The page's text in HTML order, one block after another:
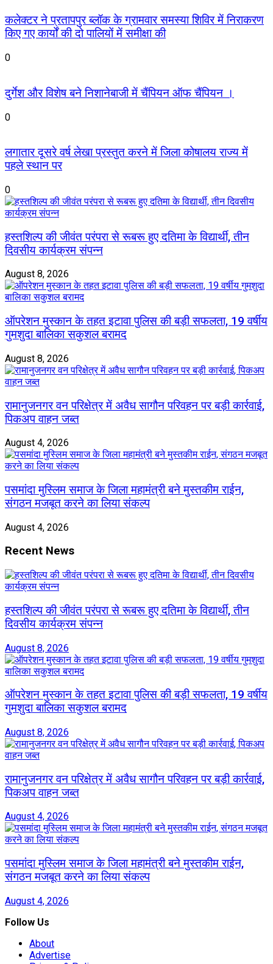
कलेक्टर ने प्रतापपुर ब्लॉक के ग्रामवार समस्या शिविर में निराकरण
किए गए कार्यों की दो पालियों में समीक्षा की
0
दुर्गेश और विशेष बने निशानेबाजी में चैंपियन ऑफ चैंपियन ।
0
लगातार दूसरे वर्ष लेखा प्रस्तुत करने में जिला कोषालय राज्य में
पहले स्थान पर
0
हस्तशिल्प की जीवंत परंपरा से रूबरू हुए दतिमा के विद्यार्थी, तीन
दिवसीय कार्यक्रम संपन्न
August 8, 2026
ऑपरेशन मुस्कान के तहत इटावा पुलिस की बड़ी सफलता, 19 वर्षीय
गुमशुदा बालिका सकुशल बरामद
August 8, 2026
रामानुजनगर वन परिक्षेत्र में अवैध सागौन परिवहन पर बड़ी कार्रवाई,
पिकअप वाहन जब्त
August 4, 2026
पसमांदा मुस्लिम समाज के जिला महामंत्री बने मुस्तकीम राईन,
संगठन मजबूत करने का लिया संकल्प
August 4, 2026
Recent News
हस्तशिल्प की जीवंत परंपरा से रूबरू हुए दतिमा के विद्यार्थी, तीन
दिवसीय कार्यक्रम संपन्न
August 8, 2026
ऑपरेशन मुस्कान के तहत इटावा पुलिस की बड़ी सफलता, 19 वर्षीय
गुमशुदा बालिका सकुशल बरामद
August 8, 2026
रामानुजनगर वन परिक्षेत्र में अवैध सागौन परिवहन पर बड़ी कार्रवाई,
पिकअप वाहन जब्त
August 4, 2026
पसमांदा मुस्लिम समाज के जिला महामंत्री बने मुस्तकीम राईन,
संगठन मजबूत करने का लिया संकल्प
August 4, 2026
Follow Us
About
Advertise